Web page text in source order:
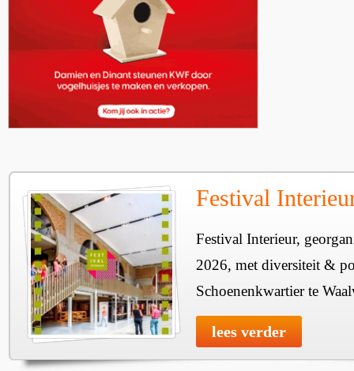
Festival
Festival Interieur,
2026, met diversiteit &
Schoenenkwartier te
lees verder